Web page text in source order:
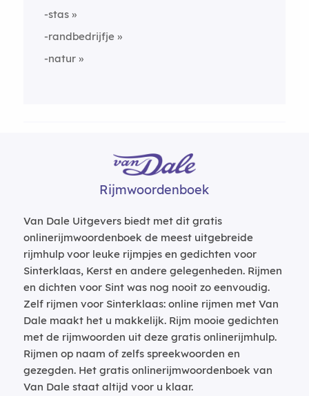
-stas
-randbedrijfje
-natur
Rijmwoordenboek
Van Dale Uitgevers biedt met dit gratis
onlinerijmwoordenboek de meest uitgebreide
rijmhulp voor leuke rijmpjes en gedichten voor
Sinterklaas, Kerst en andere gelegenheden. Rijmen
en dichten voor Sint was nog nooit zo eenvoudig.
Zelf rijmen voor Sinterklaas: online rijmen met Van
Dale maakt het u makkelijk. Rijm mooie gedichten
met de rijmwoorden uit deze gratis onlinerijmhulp.
Rijmen op naam of zelfs spreekwoorden en
gezegden. Het gratis onlinerijmwoordenboek van
Van Dale staat altijd voor u klaar.